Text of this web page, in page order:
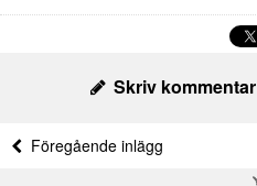
Skriv kommentar
Föregående inlägg